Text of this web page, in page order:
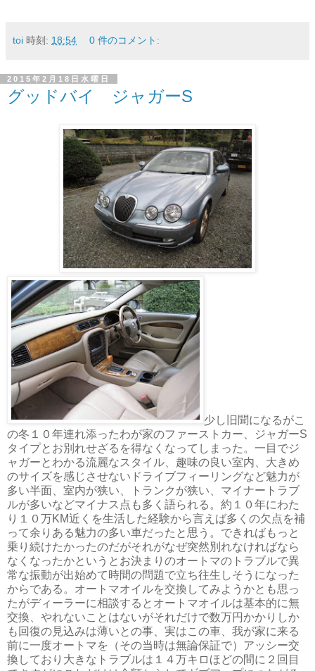
toi 時刻: 18:54 0 件のコメント:
2015年2月18日水曜日
グッドバイ ジャガーS
少し旧聞になるがこ
の冬１０年連れ添ったわが家のファーストカー、ジャガーS
タイプとお別れせざるを得なくなってしまった。一目でジ
ャガーとわかる流麗なスタイル、趣味の良い室内、大きめ
のサイズを感じさせないドライブフィーリングなど魅力が
多い半面、室内が狭い、トランクが狭い、マイナートラブ
ルが多いなどマイナス点も多く語られる。約１０年にわた
り１０万KM近くを生活した経験から言えば多くの欠点を補
って余りある魅力の多い車だったと思う。できればもっと
乗り続けたかったのだがそれがなぜ突然別れなければなら
なくなったかというとお決まりのオートマのトラブルで異
常な振動が出始めて時間の問題で立ち往生しそうになった
からである。オートマオイルを交換してみようかとも思っ
たがディーラーに相談するとオートマオイルは基本的に無
交換、やれないことはないがそれだけで数万円かかりしか
も回復の見込みは薄いとの事、実はこの車、我が家に来る
前に一度オートマを（その当時は無論保証で）アッシー交
換しており大きなトラブルは１４万キロほどの間に２回目